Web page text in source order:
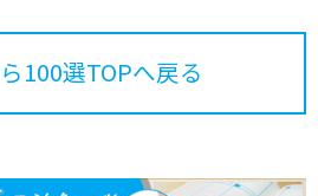
100選TOPへ戻る